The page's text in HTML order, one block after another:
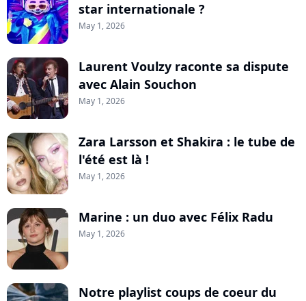
star internationale ?
May 1, 2026
Laurent Voulzy raconte sa dispute
avec Alain Souchon
May 1, 2026
Zara Larsson et Shakira : le tube de
l'été est là !
May 1, 2026
Marine : un duo avec Félix Radu
May 1, 2026
Notre playlist coups de coeur du